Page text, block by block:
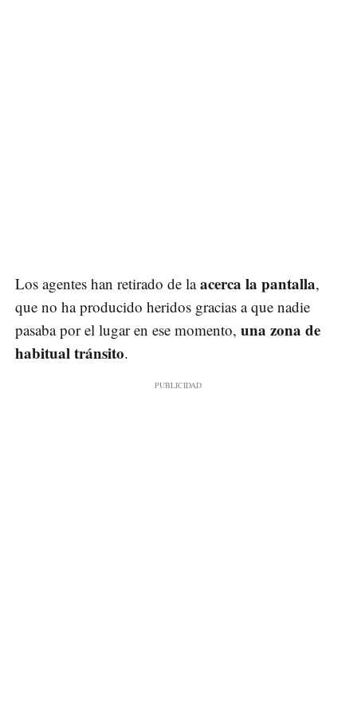
Los agentes han retirado de laacerca la pantalla,
que no ha producido heridos gracias a que nadie
pasaba por el lugar en ese momento, una zona de
habitual tránsito.